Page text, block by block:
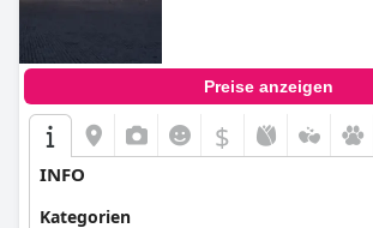
Preise anzeigen
$
INFO
Kategorien